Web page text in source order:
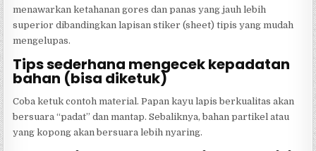
menawarkan ketahanan gores dan panas yang jauh lebih
superior dibandingkan lapisan stiker (sheet) tipis yang mudah
mengelupas.
Tips sederhana mengecek kepadatan
bahan (bisa diketuk)
Coba ketuk contoh material. Papan kayu lapis berkualitas akan
bersuara “padat” dan mantap. Sebaliknya, bahan partikel atau
yang kopong akan bersuara lebih nyaring.